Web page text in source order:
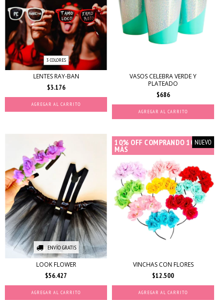
3 COLORES
LENTES RAY-BAN
$3.176
AGREGAR AL CARRITO
VASOS CELEBRA VERDE Y
PLATEADO
$686
AGREGAR AL CARRITO
ENVÍO GRATIS
LOOK FLOWER
$56.427
AGREGAR AL CARRITO
10% OFF COMPRANDO 10 O
MÁS
NUEVO
VINCHAS CON FLORES
$12.500
AGREGAR AL CARRITO